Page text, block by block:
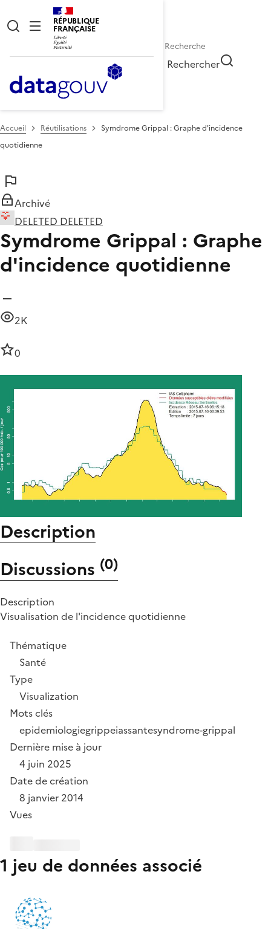
RÉPUBLIQUE
FRANÇAISE
Rechercher
Accueil Réutilisations
Symdrome Grippal : Graphe d'incidence
quotidienne
Archivé
DELETED DELETED
Symdrome Grippal : Graphe
d'incidence quotidienne
2K
0
Description
Discussions (0)
Description
Visualisation de l'incidence quotidienne
Thématique
Santé
Type
Visualization
Mots clés
epidemiologiegrippeiassantesyndrome-grippal
Dernière mise à jour
4 juin 2025
Date de création
8 janvier 2014
Vues
1 jeu de données associé